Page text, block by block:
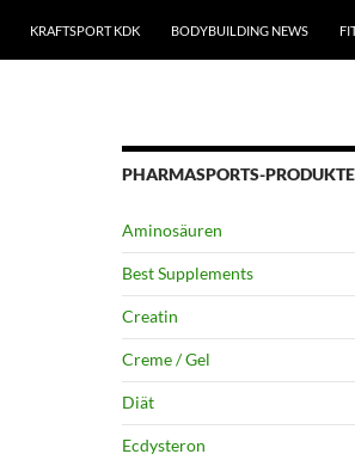
KRAFTSPORT KDK BODYBUILDING NEWS
PHARMASPORTS-PRODUKTE
Aminosäuren
Best Supplements
Creatin
Creme / Gel
Diät
Ecdysteron